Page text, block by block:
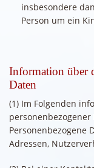
insbesondere
Person um ein
Information über
Daten
(1) Im Folgenden
Personenbezogene
Adressen,